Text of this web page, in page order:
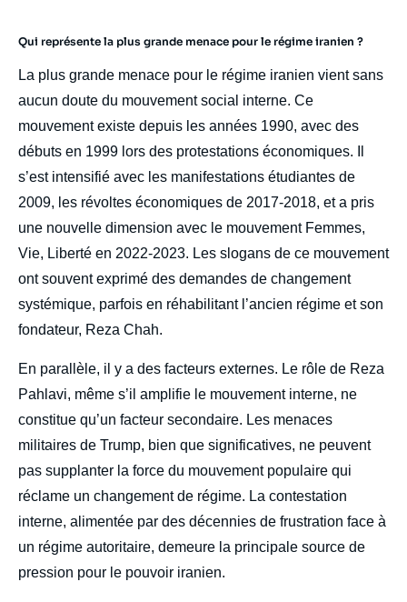
Qui représente la plus grande menace pour le régime iranien ?
La plus grande menace pour le régime iranien vient sans
aucun doute du mouvement social interne. Ce
mouvement existe depuis les années 1990, avec des
débuts en 1999 lors des protestations économiques. Il
s’est intensifié avec les manifestations étudiantes de
2009, les révoltes économiques de 2017-2018, et a pris
une nouvelle dimension avec le mouvement Femmes,
Vie, Liberté en 2022-2023. Les slogans de ce mouvement
ont souvent exprimé des demandes de changement
systémique, parfois en réhabilitant l’ancien régime et son
fondateur, Reza Chah.
En parallèle, il y a des facteurs externes. Le rôle de Reza
Pahlavi, même s’il amplifie le mouvement interne, ne
constitue qu’un facteur secondaire. Les menaces
militaires de Trump, bien que significatives, ne peuvent
pas supplanter la force du mouvement populaire qui
réclame un changement de régime. La contestation
interne, alimentée par des décennies de frustration face à
un régime autoritaire, demeure la principale source de
pression pour le pouvoir iranien.